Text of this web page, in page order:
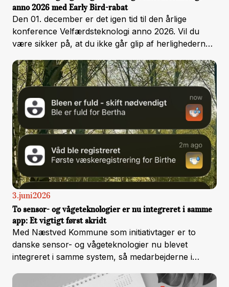
anno 2026 med Early Bird-rabat
Den 01. december er det igen tid til den årlige
konference Velfærdsteknologi anno 2026. Vil du
være sikker på, at du ikke går glip af herlighederne –
læs mere her.
3.juni2026
To sensor- og vågeteknologier er nu integreret i samme
app: Et vigtigt først skridt
Med Næstved Kommune som initiativtager er to
danske sensor- og vågeteknologier nu blevet
integreret i samme system, så medarbejderne i
til.